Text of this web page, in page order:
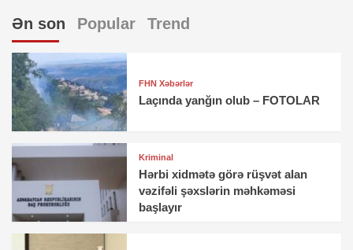
Ən son Popular Trend
FHN Xəbərlər
Laçında yanğın olub – FOTOLAR
Kriminal
Hərbi xidmətə görə rüşvət alan
vəzifəli şəxslərin məhkəməsi
başlayır